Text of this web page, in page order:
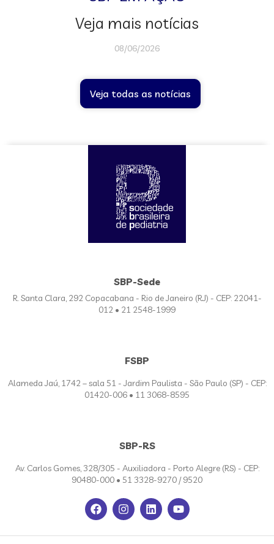
Veja mais notícias
08/06/2026
Veja todas as notícias
SBP-Sede
R. Santa Clara, 292 Copacabana - Rio de Janeiro (RJ) - CEP: 22041-
012 • 21 2548-1999
FSBP
Alameda Jaú, 1742 – sala 51 - Jardim Paulista - São Paulo (SP) - CEP:
01420-006 • 11 3068-8595
SBP-RS
Av. Carlos Gomes, 328/305 - Auxiliadora - Porto Alegre (RS) - CEP:
90480-000 • 51 3328-9270 / 9520